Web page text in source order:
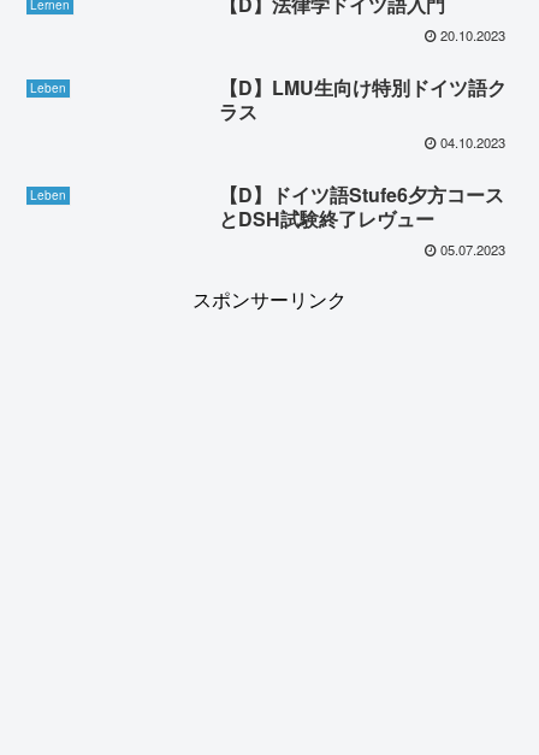
Lernen
20.10.2023
Leben
【D】LMU生向け特別ドイツ語ク
ラス
04.10.2023
Leben
【D】ドイツ語Stufe6夕方コース
とDSH試験終了レヴュー
05.07.2023
スポンサーリンク